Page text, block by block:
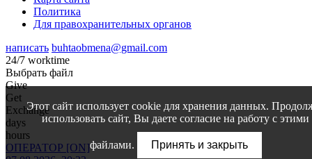
Политика
Для правохранительных органов
написать buhtaobmena@gmail.com
24/7 worktime
Выбрать файл
Give
Get
Exchange
days
hours
ОПЕРАТОР [ON]
Этот сайт использует cookie для хранения данных.
использовать сайт, Вы даете согласие на работу с этими
файлами. Принять и закрыть